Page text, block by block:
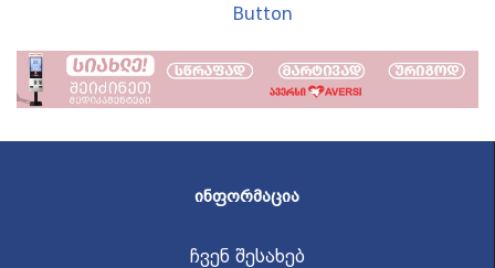
Button
ᲘᲜᲤᲝᲠᲛᲐᲪᲘᲐ
ჩვენ შესახებ